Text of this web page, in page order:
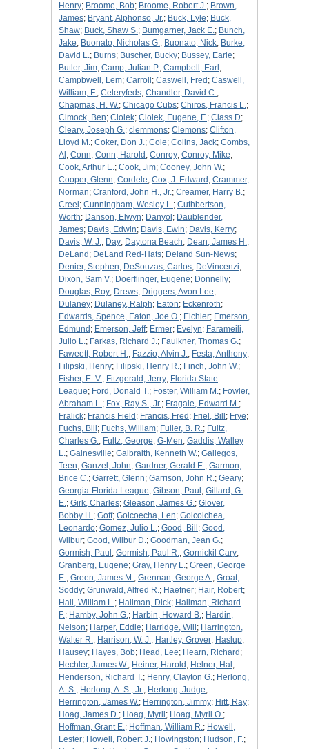
Henry; Broome, Bob; Broome, Robert J.; Brown,
James; Bryant, Alphonso, Jr.; Buck, Lyle; Buck,
Shaw; Buck, Shaw S.; Bumgarner, Jack E.; Bunch,
Jake; Buonato, Nicholas G.; Buonato, Nick; Burke,
David L.; Burns; Buscher, Bucky; Bussey, Earle;
Butler, Jim; Camp, Julian P.; Campbell, Earl ;
Campbwell, Lem; Carroll ; Caswell, Fred ; Caswell,
William, F.; Celeryfeds; Chandler, David C.;
Chapmas, H. W.; Chicago Cubs; Chiros, Francis L.;
Cimock, Ben; Ciolek; Ciolek, Eugene, F.; Class D;
Cleary, Joseph G.; clemmons; Clemons; Clifton,
Lloyd M.; Coker, Don J.; Cole; Collns, Jack; Combs,
Al ; Conn; Conn, Harold ; Conroy; Conroy, Mike;
Cook, Arthur E.; Cook, Jim; Cooney, John W.;
Cooper, Glenn; Cordele; Cox, J. Edward ; Crammer,
Norman; Cranford, John H., Jr.; Creamer, Harry B.;
Creel ; Cunningham, Wesley L.; Cuthbertson,
Worth; Danson, Elwyn; Danyol ; Daublender,
James; Davis, Edwin; Davis, Ewin; Davis, Kerry;
Davis, W. J.; Day; Daytona Beach; Dean, James H.;
DeLand ; DeLand Red-Hats; Deland Sun-News;
Denier, Stephen; DeSouzas, Carlos; DeVincenzi;
Dixon, Sam V.; Doerflinger, Eugene; Donnelly;
Douglas, Roy; Drews; Driggers, Avon Lee;
Dulaney; Dulaney, Ralph; Eaton; Eckenroth;
Edwards, Spence, Eaton, Joe O.; Eichler; Emerson,
Edmund ; Emerson, Jeff; Ermer; Evelyn; Farameili,
Julio L.; Farkas, Richard J.; Faulkner, Thomas G.;
Faweett, Robert H.; Fazzio, Alvin J.; Festa, Anthony;
Filipski, Henry; Filipski, Henry R.; Finch, John W.;
Fisher, E. V.; Fitzgerald, Jerry; Florida State
League; Ford, Donald T.; Foster, William M.; Fowler,
Abraham L.; Fox, Ray S., Jr.; Fragale, Edward M.;
Fralick; Francis Field ; Francis, Fred ; Friel, Bill ; Frye;
Fuchs, Bill ; Fuchs, William; Fuller, B. R.; Fultz,
Charles G.; Fultz, George; G-Men; Gaddis, Walley
L.; Gainesville; Galbraith, Kenneth W.; Gallegos,
Teen; Ganzel, John; Gardner, Gerald E.; Garmon,
Brice C.; Garrett, Glenn; Garrison, John R.; Geary;
Georgia-Florida League; Gibson, Paul ; Gillard, G.
E.; Girk, Charles; Gleason, James G.; Glover,
Bobby H.; Goff; Goicoecha, Len; Goicoichea,
Leonardo; Gomez, Julio L.; Good, Bill ; Good,
Wilbur; Good, Wilbur D.; Goodman, Jean G.;
Gormish, Paul ; Gormish, Paul R.; Gornickil Cary;
Granberg, Eugene; Gray, Henry L.; Green, George
E.; Green, James M.; Grennan, George A.; Groat,
Soddy; Grunwald, Alfred R.; Haefner; Hair, Robert;
Hall, William L.; Hallman, Dick; Hallman, Richard
F.; Hamby, John G.; Harbin, Howard B.; Hardin,
Nelson; Harper, Eddie; Harridge, Will ; Harrington,
Walter R.; Harrison, W. J.; Hartley, Grover; Haslup;
Hausey; Hayes, Bob; Head, Lee; Hearn, Richard ;
Hechler, James W.; Heiner, Harold ; Helner, Hal ;
Henderson, Richard T.; Henry, Clayton G.; Herlong,
A. S.; Herlong, A. S., Jr.; Herlong, Judge;
Herrington, James W.; Herrington, Jimmy; Hitt, Ray;
Hoag, James D.; Hoag, Myril ; Hoag, Myril O.;
Hoffman, Grant E.; Hoffman, William R.; Howell,
Lester; Howell, Robert J.; Howingston; Hudson, F.;